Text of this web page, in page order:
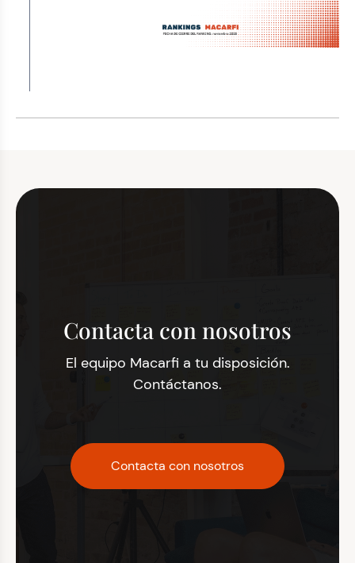
Contacta con nosotros
El equipo Macarfi a tu disposición.
Contáctanos.
Contacta con nosotros